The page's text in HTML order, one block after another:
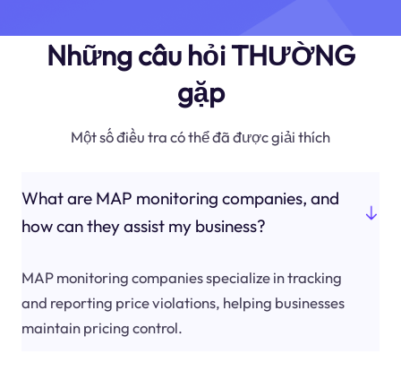
Những câu hỏi THƯỜNG
gặp
Một số điều tra có thể đã được giải thích
What are MAP monitoring companies, and
how can they assist my business?
MAP monitoring companies specialize in tracking
and reporting price violations, helping businesses
maintain pricing control.